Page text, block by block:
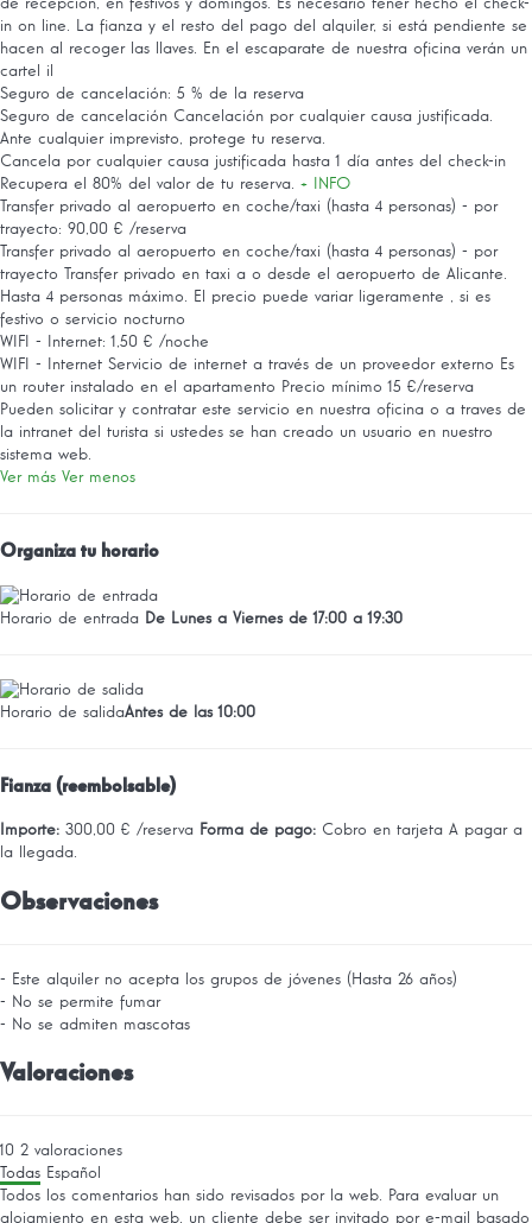
de recepción, en festivos y domingos. Es necesario tener hecho el check-
in on line. La fianza y el resto del pago del alquiler, si está pendiente se
hacen al recoger las llaves. En el escaparate de nuestra oficina verán un
cartel il
Seguro de cancelación: 5 % de la reserva
Seguro de cancelación Cancelación por cualquier causa justificada.
Ante cualquier imprevisto, protege tu reserva.
Cancela por cualquier causa justificada hasta 1 día antes del check-in
Recupera el 80% del valor de tu reserva. + INFO
Transfer privado al aeropuerto en coche/taxi (hasta 4 personas) - por
trayecto: 90,00 € /reserva
Transfer privado al aeropuerto en coche/taxi (hasta 4 personas) - por
trayecto
Transfer privado en taxi a o desde el aeropuerto de Alicante.
Hasta 4 personas máximo. El precio puede variar ligeramente , si es
festivo o servicio nocturno
WIFI - Internet: 1,50 € /noche
WIFI - Internet Servicio de internet a través de un proveedor externo Es
un router instalado en el apartamento Precio mínimo 15 €/reserva
Pueden solicitar y contratar este servicio en nuestra oficina o a traves de
la intranet del turista si ustedes se han creado un usuario en nuestro
sistema web.
Ver más Ver menos
Organiza tu horario
Horario de entrada De Lunes a Viernes de 17:00 a 19:30
Horario de salidaAntes de las 10:00
Fianza (reembolsable)
Importe: 300,00 € /reserva Forma de pago: Cobro en tarjeta A pagar a
la llegada.
Observaciones
- Este alquiler no acepta los grupos de jóvenes (Hasta 26 años)
- No se permite fumar
- No se admiten mascotas
Valoraciones
10 2 valoraciones
Todas Español
Todos los comentarios han sido revisados por la web. Para evaluar un
alojamiento en esta web, un cliente debe ser invitado por e-mail basado